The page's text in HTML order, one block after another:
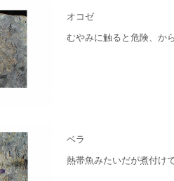
オコゼ
むやみに触ると危険、か
ベラ
熱帯魚みたいだが煮付け